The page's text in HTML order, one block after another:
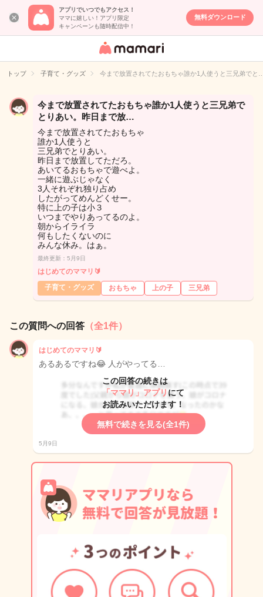
アプリでいつでもアクセス！
ママに嬉しい！アプリ限定
キャンペーンも随時配信中！
無料ダウンロード
女性専用匿名QA
イト
トップ 子育て・グッズ 今まで放置されてたおもちゃ誰か1人使うと三兄弟でと
今まで放置されてたおもちゃ誰か1人使うと三兄弟で
とりあい。昨日まで放…
今まで放置されてたおもちゃ
誰か1人使うと
三兄弟でとりあい。
昨日まで放置してただろ。
あいてるおもちゃで遊べよ。
一緒に遊ぶじゃなく
3人それぞれ独り占め
したがってめんどくせー。
特に上の子は小３
いつまでやりあってるのよ。
朝からイライラ
何もしたくないのに
みんな休み。はぁ。
最終更新：5月9日
はじめてのママリ🔰
子育て・グッズ
おもちゃ 上の子 三兄弟
この質問への回答 （全1件）
はじめてのママリ🔰
あるあるですね😂 人がやってる…
この回答の続きは
「ママリ」アプリ にて
お読みいただけます！
無料で続きを見る(全1件)
5月9日